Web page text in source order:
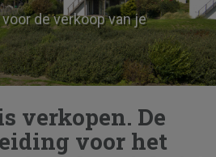
de verkoop van je
verkopen. De
voor het